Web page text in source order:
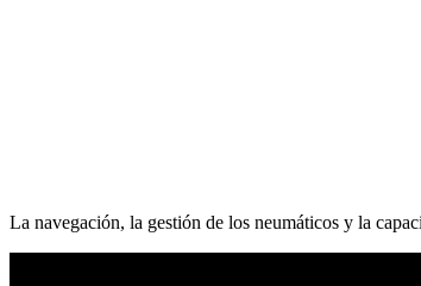
La navegación, la gestión de los neumáticos y la